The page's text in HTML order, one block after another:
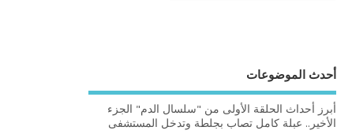
أحدث الموضوعات
أبرز أحداث الحلقة الأولى من "سلسال الدم" الجزء
الأخير.. عبلة كامل تصاب بجلطة وتدخل المستشفى